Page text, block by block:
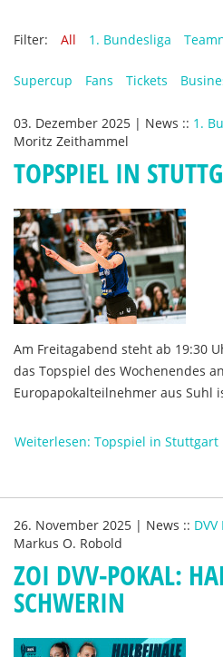
Filter: All 1. Bundesliga
Supercup Fans Tickets
03. Dezember 2025 | News :: 1.
Moritz Zeithammel
TOPSPIEL IN
Am Freitagabend steht ab 19:30
das Topspiel des Wochenendes
Europapokalteilnehmer aus Suhl
Weiterlesen: Topspiel in Stuttgart
26. November 2025 | News :: DVV
Markus O. Robold
ZOI DVV-POKAL:
SCHWERIN